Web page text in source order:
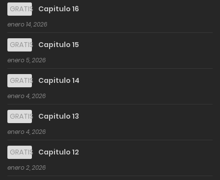
GRATIS Capitulo 16
enero 14, 2026
GRATIS Capitulo 15
enero 5, 2026
GRATIS Capitulo 14
enero 4, 2026
GRATIS Capitulo 13
enero 4, 2026
GRATIS Capitulo 12
enero 2, 2026